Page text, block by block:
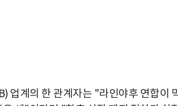
업계의 한 관계자는 "라인야후 연합이